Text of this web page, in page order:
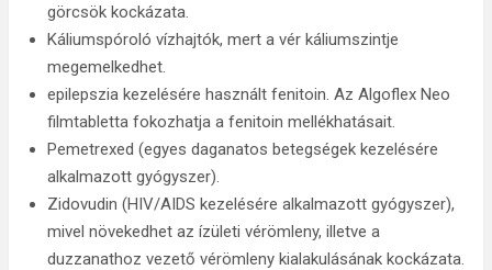
görcsök kockázata.
Káliumspóroló vízhajtók, mert a vér káliumszintje
megemelkedhet.
epilepszia kezelésére használt fenitoin. Az Algoflex Neo
filmtabletta fokozhatja a fenitoin mellékhatásait.
Pemetrexed (egyes daganatos betegségek kezelésére
alkalmazott gyógyszer).
Zidovudin (HIV/AIDS kezelésére alkalmazott gyógyszer),
mivel növekedhet az ízületi vérömleny, illetve a
duzzanathoz vezető vérömleny kialakulásának kockázata.